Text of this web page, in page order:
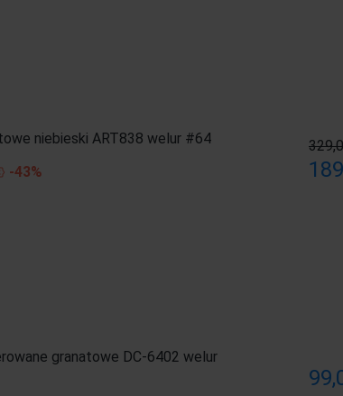
niebieski ART838 welur #64
-43%
granatowe DC-6402 welur